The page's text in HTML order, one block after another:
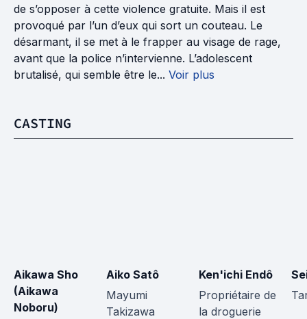
de s’opposer à cette violence gratuite. Mais il est
provoqué par l’un d’eux qui sort un couteau. Le
désarmant, il se met à le frapper au visage de rage,
avant que la police n’intervienne. L’adolescent
brutalisé, qui semble être le... Voir plus
CASTING
Aikawa Sho
(Aikawa
Noboru)
Aiko Satô
Mayumi
Takizawa
Ken'ichi Endô
Propriétaire de
la droguerie